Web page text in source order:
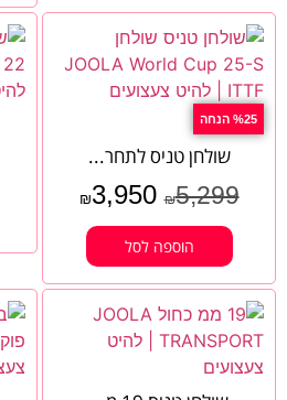
%25 הנחה
שולחן טניס לתחר...
₪5,299
₪3,950
הוספה לסל